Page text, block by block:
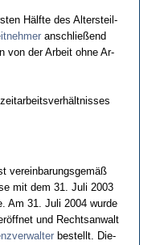
Hälf­te des Al­ters­teil­
an­sch­ließend
von der Ar­beit oh­ne Ar­
ver­ein­ba­rungs­gemäß
mit dem 31. Ju­li 2003
Am 31. Ju­li 2004 wur­de
und Rechts­an­walt
be­stellt. Die­